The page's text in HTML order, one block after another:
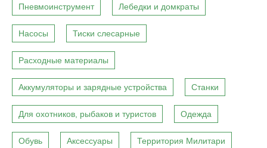
Пневмоинструмент Лебедки и домкраты
Насосы Тиски слесарные
Расходные материалы
Аккумуляторы и зарядные устройства Станки
Для охотников, рыбаков и туристов Одежда
Обувь Аксессуары Территория Милитари